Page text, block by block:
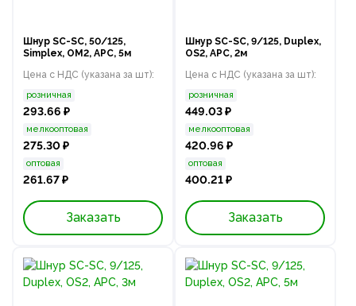
Шнур SC-SC, 50/125,
Simplex, OM2, APC, 5м
Цена с НДС (указана за шт):
розничная
293.66 ₽
мелкооптовая
275.30 ₽
оптовая
261.67 ₽
Заказать
Шнур SC-SC, 9/125, Duplex,
OS2, APC, 2м
Цена с НДС (указана за шт):
розничная
449.03 ₽
мелкооптовая
420.96 ₽
оптовая
400.21 ₽
Заказать